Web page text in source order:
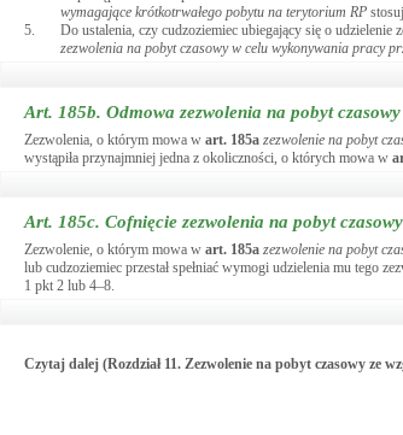
wymagające krótkotrwałego pobytu na terytorium RP
5.
Do ustalenia, czy cudzoziemiec ubiegający się o
zezwolenia na pobyt czasowy w celu wykonywania pracy
Art. 185b. Odmowa zezwolenia na pobyt
Zezwolenia, o którym mowa w art. 185a zezwolenie na pobyt
wystąpiła przynajmniej jedna z okoliczności, o których mowa w
Art. 185c. Cofnięcie zezwolenia na pobyt
Zezwolenie, o którym mowa w art. 185a zezwolenie na pobyt
lub cudzoziemiec przestał spełniać wymogi udzielenia mu tego
1 pkt 2 lub 4–8.
Czytaj dalej (Rozdział 11. Zezwolenie na pobyt czasowy ze